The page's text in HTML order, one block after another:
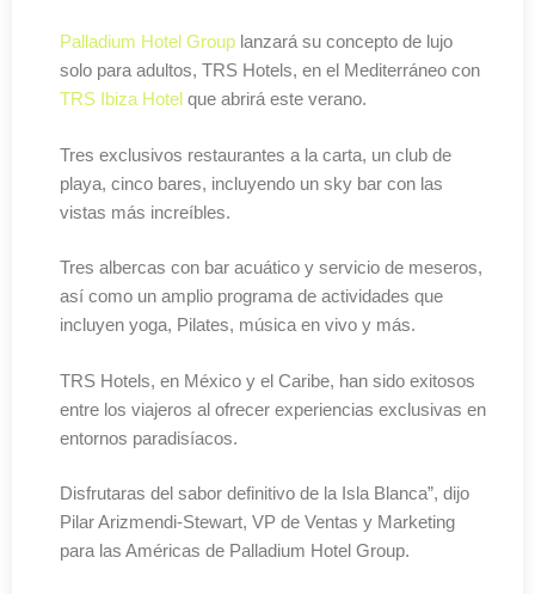
Palladium Hotel Group lanzará su concepto de lujo
solo para adultos, TRS Hotels, en el Mediterráneo con
TRS Ibiza Hotel que abrirá este verano.
Tres exclusivos restaurantes a la carta, un club de
playa, cinco bares, incluyendo un sky bar con las
vistas más increíbles.
Tres albercas con bar acuático y servicio de meseros,
así como un amplio programa de actividades que
incluyen yoga, Pilates, música en vivo y más.
TRS Hotels, en México y el Caribe, han sido exitosos
entre los viajeros al ofrecer experiencias exclusivas en
entornos paradisíacos.
Disfrutaras del sabor definitivo de la Isla Blanca”, dijo
Pilar Arizmendi-Stewart, VP de Ventas y Marketing
para las Américas de Palladium Hotel Group.